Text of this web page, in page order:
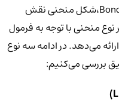
در مدل‌های مالی مبتنی بر Bonding Curve،شکل منحنی نقش
منحنی با توجه به فرمول
می‌دهد. در ادامه سه نوع
بررسی می‌کنیم: